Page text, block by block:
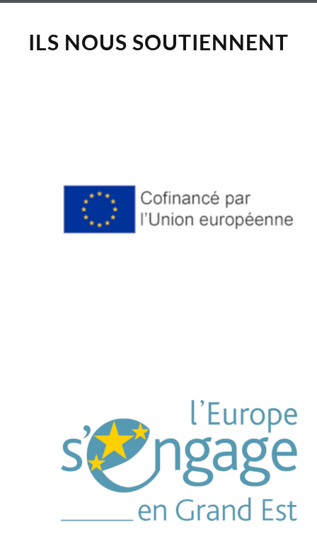
ILS NOUS SOUTIENNENT